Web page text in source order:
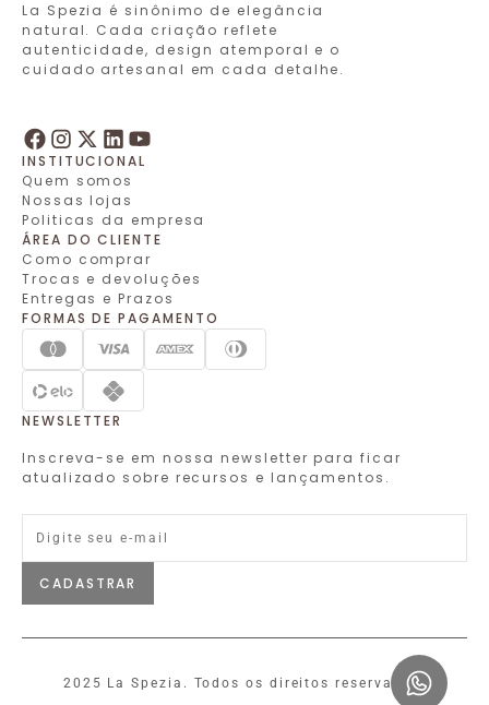
La Spezia é sinônimo de elegância
natural. Cada criação reflete
autenticidade, design atemporal e o
cuidado artesanal em cada detalhe.
INSTITUCIONAL
Quem somos
Nossas lojas
Politicas da empresa
ÁREA DO CLIENTE
Como comprar
Trocas e devoluções
Entregas e Prazos
FORMAS DE PAGAMENTO
NEWSLETTER
Inscreva-se em nossa newsletter para ficar
atualizado sobre recursos e lançamentos.
CADASTRAR
2025 La Spezia. Todos os direitos reservados.